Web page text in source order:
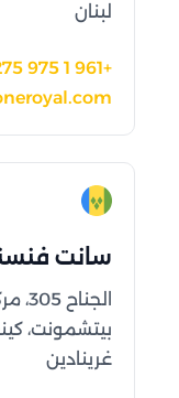
لبنان
+961 1 975 275
سانت
بيتشمونت،
غرينادين